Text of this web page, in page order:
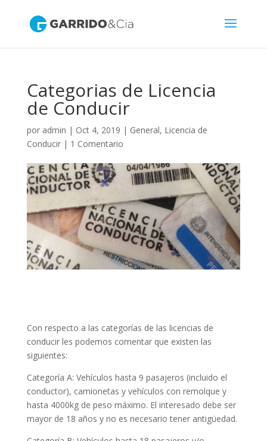
Categorias de Licencia
de Conducir
por admin | Oct 4, 2019 | General, Licencia de
Conducir| 1 Comentario
Con respecto a las categorías de las licencias de
conducir les podemos comentar que existen las
siguientes:
Categoría A: Vehículos hasta 9 pasajeros (incluido el
conductor), camionetas y vehículos con remolque y
hasta 4000kg de peso máximo. El interesado debe ser
mayor de 18 años y no es necesario tener antigüedad.